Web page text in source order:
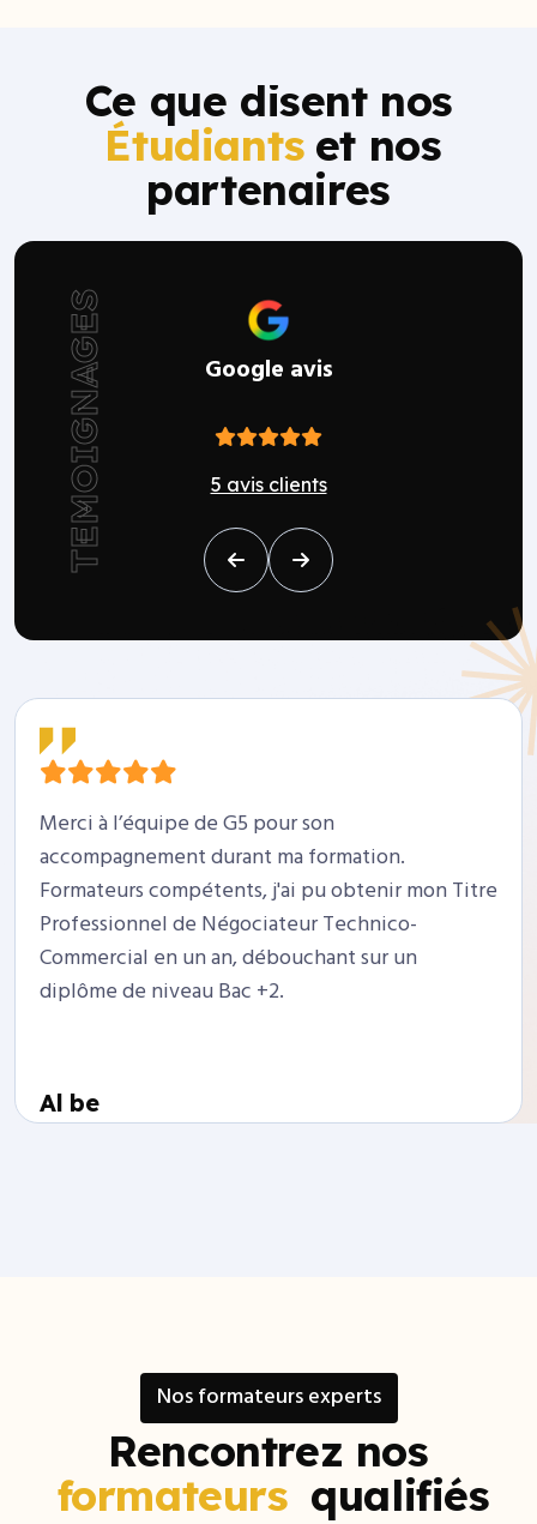
Ce que disent nos
Étudiants et nos
partenaires
Google avis
5 avis clients
TEMOIGNAGES
Merci à l’équipe de G5 pour son
accompagnement durant ma formation.
Formateurs compétents, j'ai pu obtenir mon Titre
Professionnel de Négociateur Technico-
Commercial en un an, débouchant sur un
diplôme de niveau Bac +2.
Al be
Nos formateurs experts
Rencontrez nos
formateurs qualifiés